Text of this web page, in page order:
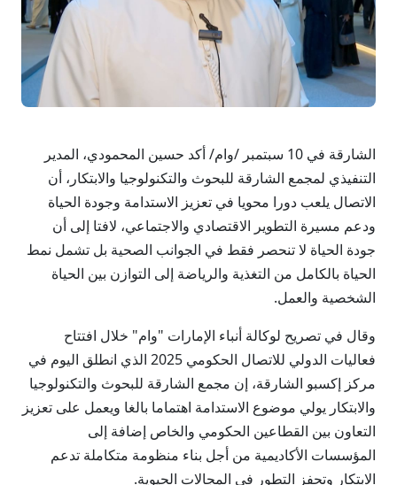
الشارقة في 10 سبتمبر /وام/ أكد حسين المحمودي، المدير
التنفيذي لمجمع الشارقة للبحوث والتكنولوجيا والابتكار، أن
الاتصال يلعب دورا محويا في تعزيز الاستدامة وجودة الحياة
ودعم مسيرة التطوير الاقتصادي والاجتماعي، لافتا إلى أن
جودة الحياة لا تنحصر فقط في الجوانب الصحية بل تشمل نمط
الحياة بالكامل من التغذية والرياضة إلى التوازن بين الحياة
الشخصية والعمل.
وقال في تصريح لوكالة أنباء الإمارات "وام" خلال افتتاح
فعاليات الدولي للاتصال الحكومي 2025 الذي انطلق اليوم في
مركز إكسبو الشارقة، إن مجمع الشارقة للبحوث والتكنولوجيا
والابتكار يولي موضوع الاستدامة اهتماما بالغا ويعمل على تعزيز
التعاون بين القطاعين الحكومي والخاص إضافة إلى
المؤسسات الأكاديمية من أجل بناء منظومة متكاملة تدعم
الابتكار وتحفز التطور في المجالات الحيوية.